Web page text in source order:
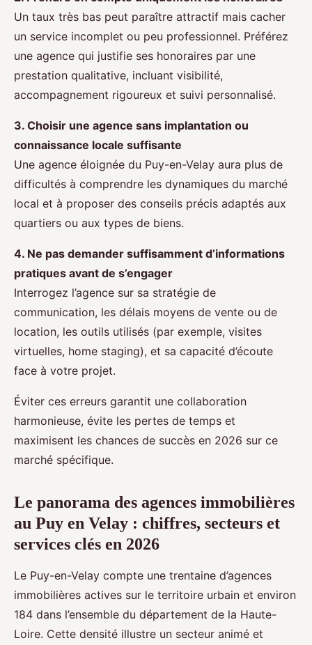
Un taux très bas peut paraître attractif mais cacher
un service incomplet ou peu professionnel. Préférez
une agence qui justifie ses honoraires par une
prestation qualitative, incluant visibilité,
accompagnement rigoureux et suivi personnalisé.
3. Choisir une agence sans implantation ou
connaissance locale suffisante
Une agence éloignée du Puy-en-Velay aura plus de
difficultés à comprendre les dynamiques du marché
local et à proposer des conseils précis adaptés aux
quartiers ou aux types de biens.
4. Ne pas demander suffisamment d’informations
pratiques avant de s’engager
Interrogez l’agence sur sa stratégie de
communication, les délais moyens de vente ou de
location, les outils utilisés (par exemple, visites
virtuelles, home staging), et sa capacité d’écoute
face à votre projet.
Éviter ces erreurs garantit une collaboration
harmonieuse, évite les pertes de temps et
maximisent les chances de succès en 2026 sur ce
marché spécifique.
Le panorama des agences immobilières
au Puy en Velay : chiffres, secteurs et
services clés en 2026
Le Puy-en-Velay compte une trentaine d’agences
immobilières actives sur le territoire urbain et environ
184 dans l’ensemble du département de la Haute-
Loire. Cette densité illustre un secteur animé et